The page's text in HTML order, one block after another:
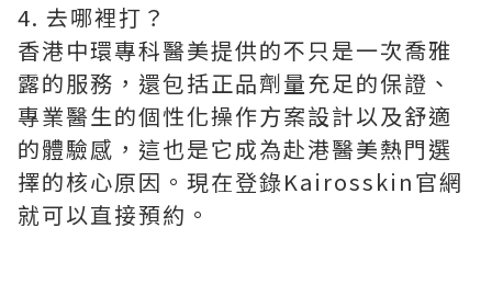
4. 去哪裡打？
香港中環專科醫美提供的不只是一次喬雅
露的服務，還包括正品劑量充足的保證、
專業醫生的個性化操作方案設計以及舒適
的體驗感，這也是它成為赴港醫美熱門選
擇的核心原因。現在登錄Kairosskin官網
就可以直接預約。